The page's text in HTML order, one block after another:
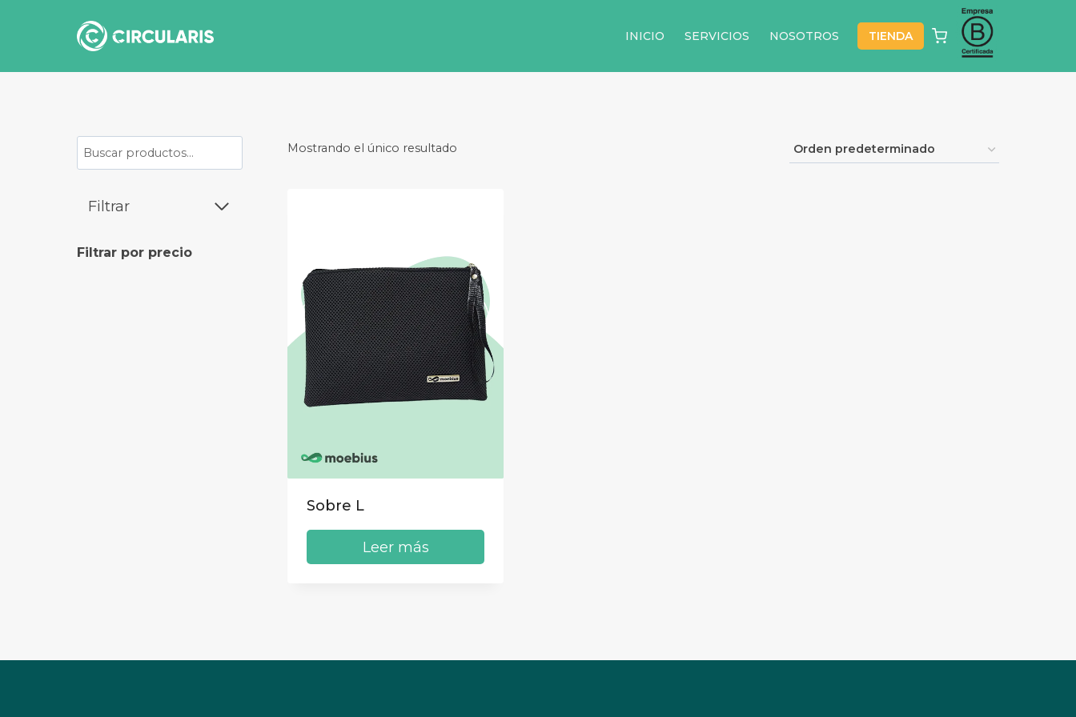
INICIO SERVICIOS NOSOTROS TIENDA
Mostrando el único resultado
Sobre L
Leer más
Buscar
Filtrar
Filtrar por precio